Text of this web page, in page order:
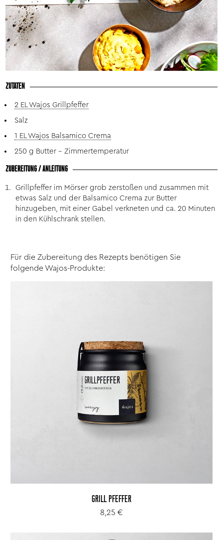
ZUTATEN
2 EL Wajos Grillpfeffer
Salz
1 EL Wajos Balsamico Crema
250 g Butter – Zimmertemperatur
ZUBEREITUNG / ANLEITUNG
Grillpfeffer im Mörser grob zerstoßen und zusammen mit
etwas Salz und der Balsamico Crema zur Butter
hinzugeben, mit einer Gabel verkneten und ca. 20 Minuten
in den Kühlschrank stellen.
Für die Zubereitung des Rezepts benötigen Sie
folgende Wajos-Produkte:
GRILL PFEFFER
8,25 €